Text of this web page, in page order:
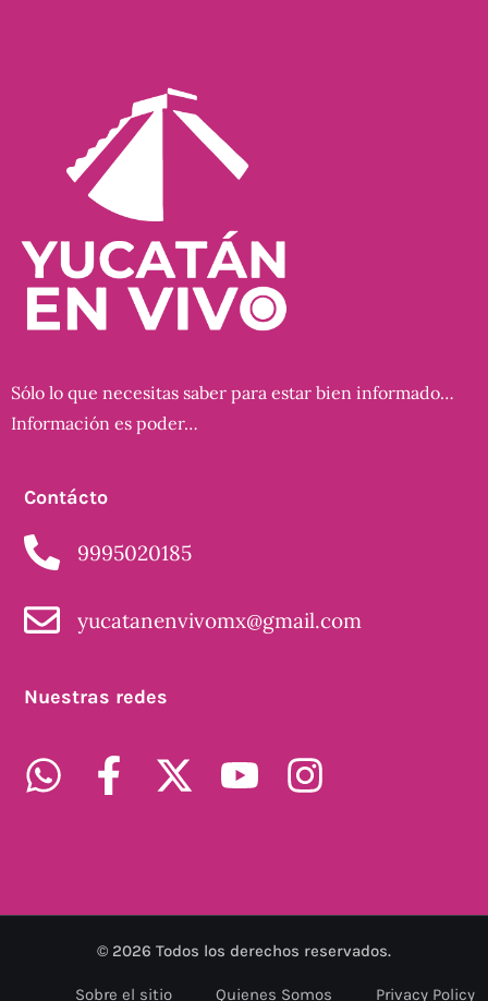
Sólo lo que necesitas saber para estar bien informado…
Información es poder…
Contácto
9995020185
yucatanenvivomx@gmail.com
Nuestras redes
© 2026 Todos los derechos reservados.
Sobre el sitio Quienes Somos Privacy Policy